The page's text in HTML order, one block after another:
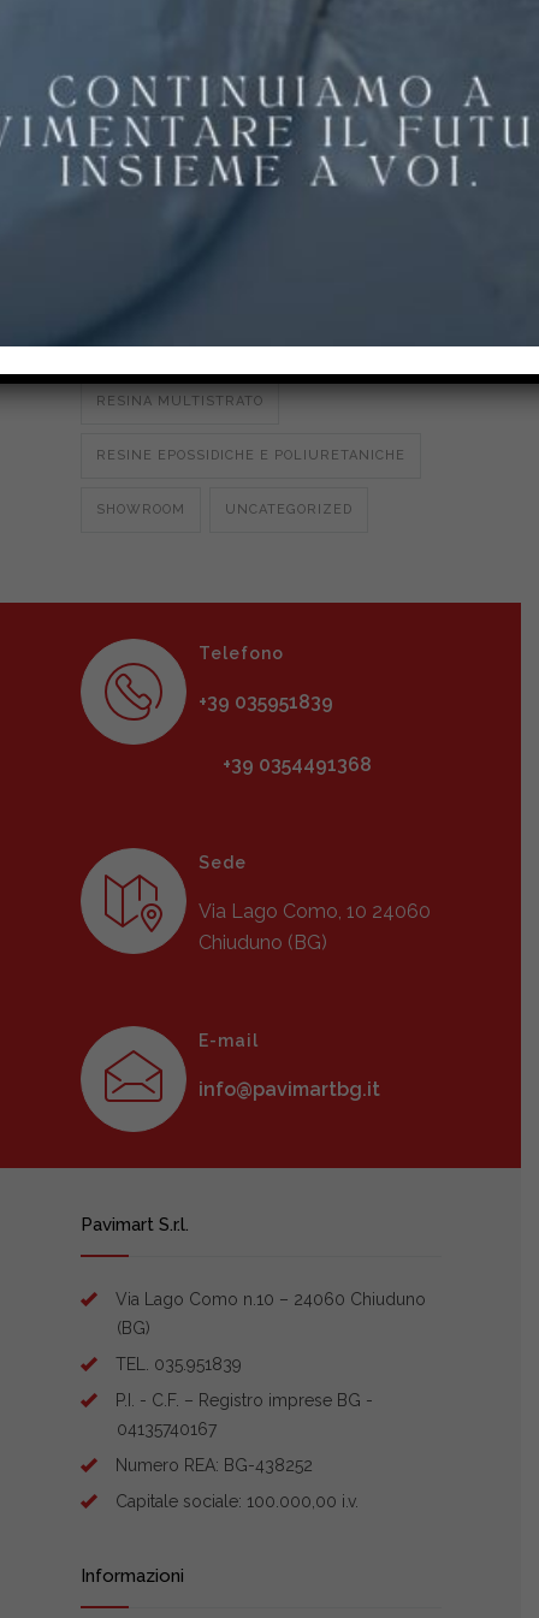
PAVIMENTI IN RESINA
PAVIMENTI PER PALESTRE
POLIURETANO CEMENTO
RESINA MULTISTRATO
RESINE EPOSSIDICHE E POLIURETANICHE
SHOWROOM UNCATEGORIZED
Telefono
+39 035951839
+39 0354491368
Sede
Via Lago Como, 10 24060
Chiuduno (BG)
E-mail
info@pavimartbg.it
Pavimart S.r.l.
Via Lago Como n.10 – 24060 Chiuduno
(BG)
TEL. 035.951839
P.I. - C.F. – Registro imprese BG -
04135740167
Numero REA: BG-438252
Capitale sociale: 100.000,00 i.v.
Informazioni